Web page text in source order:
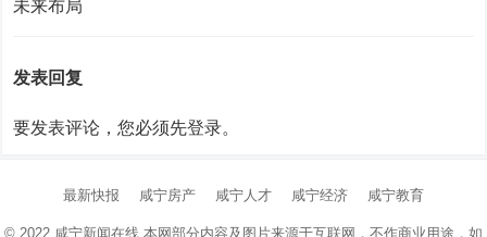
发表回复
要发表评论，您必须先登录。
最新快报 咸宁房产 咸宁人才 咸宁经济 咸宁教育
© 2022 咸宁新闻在线本网部分内容及图片来源于互联网，不作商业用途，如